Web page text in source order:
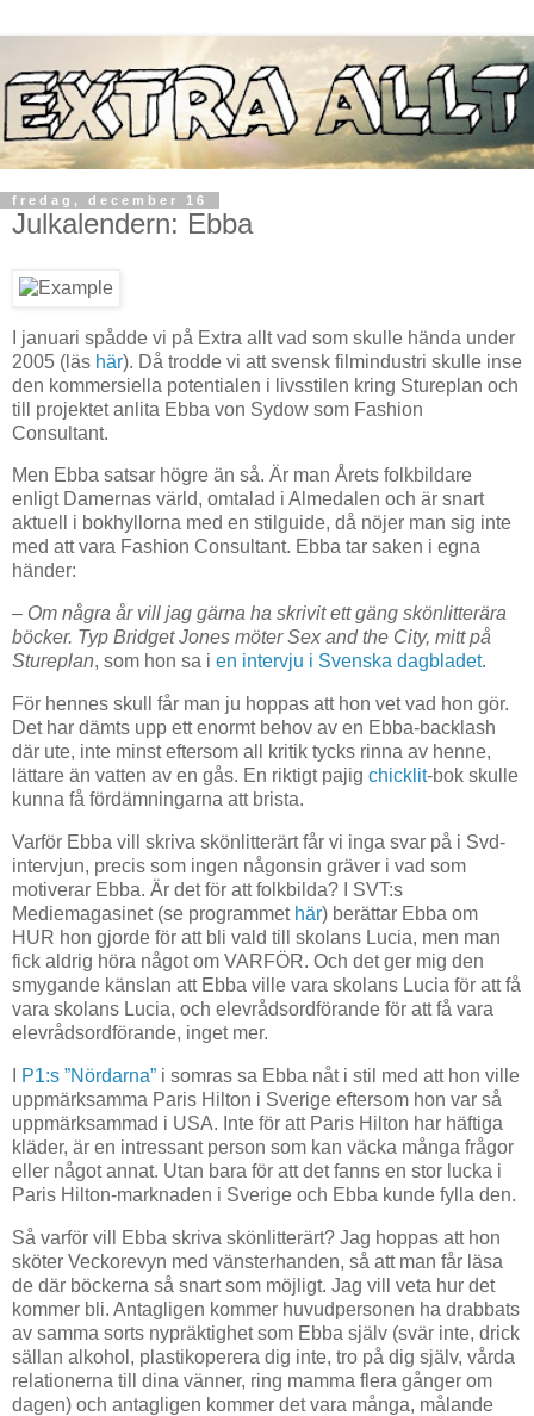
fredag, december 16
Julkalendern: Ebba
I januari spådde vi på Extra allt vad som skulle hända under
2005 (läs här). Då trodde vi att svensk filmindustri skulle inse
den kommersiella potentialen i livsstilen kring Stureplan och
till projektet anlita Ebba von Sydow som Fashion
Consultant.
Men Ebba satsar högre än så. Är man Årets folkbildare
enligt Damernas värld, omtalad i Almedalen och är snart
aktuell i bokhyllorna med en stilguide, då nöjer man sig inte
med att vara Fashion Consultant. Ebba tar saken i egna
händer:
– Om några år vill jag gärna ha skrivit ett gäng skönlitterära
böcker. Typ Bridget Jones möter Sex and the City, mitt på
Stureplan, som hon sa i en intervju i Svenska dagbladet.
För hennes skull får man ju hoppas att hon vet vad hon gör.
Det har dämts upp ett enormt behov av en Ebba-backlash
där ute, inte minst eftersom all kritik tycks rinna av henne,
lättare än vatten av en gås. En riktigt pajig chicklit-bok skulle
kunna få fördämningarna att brista.
Varför Ebba vill skriva skönlitterärt får vi inga svar på i Svd-
intervjun, precis som ingen någonsin gräver i vad som
motiverar Ebba. Är det för att folkbilda? I SVT:s
Mediemagasinet (se programmet här) berättar Ebba om
HUR hon gjorde för att bli vald till skolans Lucia, men man
fick aldrig höra något om VARFÖR. Och det ger mig den
smygande känslan att Ebba ville vara skolans Lucia för att få
vara skolans Lucia, och elevrådsordförande för att få vara
elevrådsordförande, inget mer.
P1:s ”Nördarna” i somras sa Ebba nåt i stil med att hon ville
uppmärksamma Paris Hilton i Sverige eftersom hon var så
uppmärksammad i USA. Inte för att Paris Hilton har häftiga
kläder, är en intressant person som kan väcka många frågor
eller något annat. Utan bara för att det fanns en stor lucka i
Paris Hilton-marknaden i Sverige och Ebba kunde fylla den.
Så varför vill Ebba skriva skönlitterärt? Jag hoppas att hon
sköter Veckorevyn med vänsterhanden, så att man får läsa
de där böckerna så snart som möjligt. Jag vill veta hur det
kommer bli. Antagligen kommer huvudpersonen ha drabbats
av samma sorts nypräktighetsom Ebba själv (svär inte, drick
sällan alkohol, plastikoperera dig inte, tro på dig själv, vårda
relationerna till dina vänner, ring mamma flera gånger om
dagen) och antagligen kommer det vara många, målande